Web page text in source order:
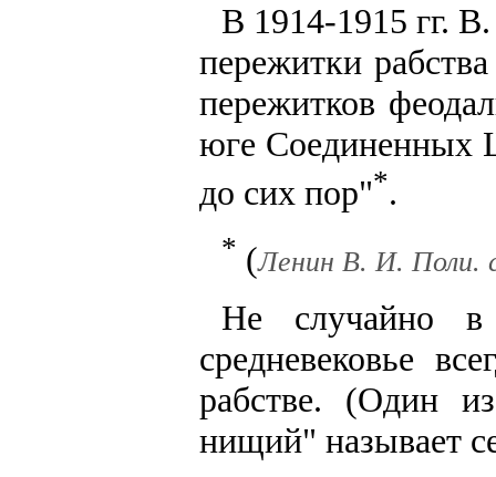
В 1914-1915 гг.
пережитки
пережитков
юге Соединенных
до сих пор"*.
* (Ленин В. И. Поли.
Не случайно в
средневековье
рабстве. (Один
нищий" называет